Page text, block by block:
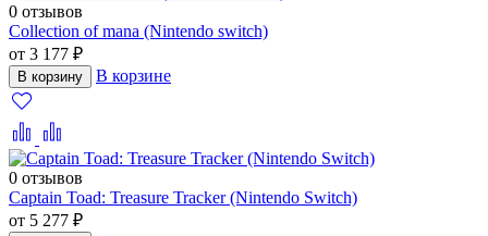
0 отзывов
Collection of mana (Nintendo switch)
от 3 177 ₽
В корзину В корзине
0 отзывов
Captain Toad: Treasure Tracker (Nintendo Switch)
от 5 277 ₽